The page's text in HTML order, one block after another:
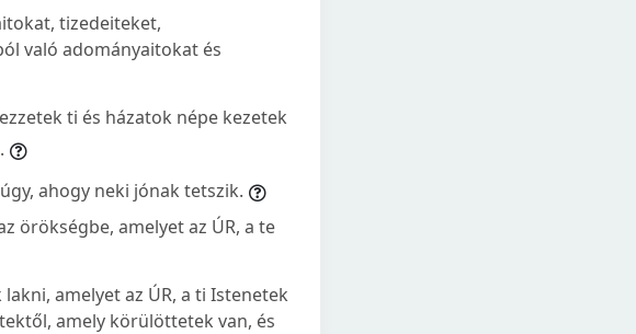
tizedeiteket,
való adományaitokat és
ti és házatok népe kezetek
ahogy neki jónak tetszik.
örökségbe, amelyet az ÚR, a te
amelyet az ÚR, a ti Istenetek
amely körülöttetek van, és